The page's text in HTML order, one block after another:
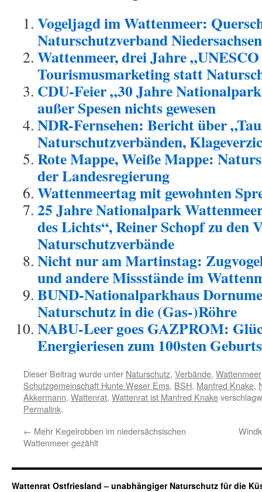
Vogeljagd im Wattenmeer:
Naturschutzverband Niedersachsen
Wattenmeer, drei Jahre
Tourismusmarketing statt
CDU-Feier „30 Jahre
außer Spesen nichts gewesen
NDR-Fernsehen: Bericht über
Naturschutzverbänden,
Rote Mappe, Weiße Mappe:
der Landesregierung
Wattenmeertag mit gewohnten
25 Jahre Nationalpark
des Lichts“, Reiner Schopf zu den
Naturschutzverbände
Nicht nur am Martinstag:
und andere Missstände im
BUND-Nationalparkhaus
Naturschutz in die (Gas-)Röhre
NABU-Leer goes GAZPROM:
Energieriesen zum 100sten
Dieser Beitrag wurde unter Naturschutz, Verbände, Wattenmeer
Schutzgemeinschaft Hunte Weser Ems, BSH, Manfred Knake,
Akkermann, Wattenrat, Wattenrat ist Manfred Knake
Permalink.
← Mehr Kegelrobben im niedersächsischen
Wattenmeer gezählt
Wattenrat Ostfriesland – unabhängiger Naturschutz für die